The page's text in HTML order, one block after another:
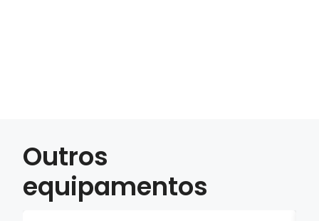
Outros
equipamentos